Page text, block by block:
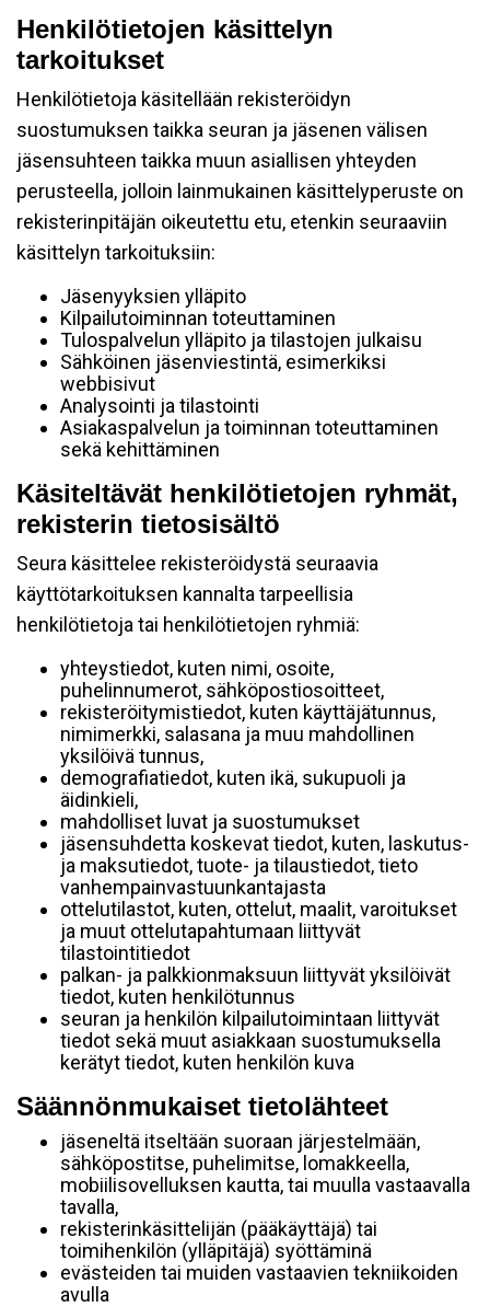
Henkilötietojen käsittelyn
tarkoitukset
Henkilötietoja käsitellään rekisteröidyn
suostumuksen taikka seuran ja jäsenen välisen
jäsensuhteen taikka muun asiallisen yhteyden
perusteella, jolloin lainmukainen käsittelyperuste on
rekisterinpitäjän oikeutettu etu, etenkin seuraaviin
käsittelyn tarkoituksiin:
Jäsenyyksien ylläpito
Kilpailutoiminnan toteuttaminen
Tulospalvelun ylläpito ja tilastojen julkaisu
Sähköinen jäsenviestintä, esimerkiksi
webbisivut
Analysointi ja tilastointi
Asiakaspalvelun ja toiminnan toteuttaminen
sekä kehittäminen
Käsiteltävät henkilötietojen ryhmät,
rekisterin tietosisältö
Seura käsittelee rekisteröidystä seuraavia
käyttötarkoituksen kannalta tarpeellisia
henkilötietoja tai henkilötietojen ryhmiä:
yhteystiedot, kuten nimi, osoite,
puhelinnumerot, sähköpostiosoitteet,
rekisteröitymistiedot, kuten käyttäjätunnus,
nimimerkki, salasana ja muu mahdollinen
yksilöivä tunnus,
demografiatiedot, kuten ikä, sukupuoli ja
äidinkieli,
mahdolliset luvat ja suostumukset
jäsensuhdetta koskevat tiedot, kuten, laskutus-
ja maksutiedot, tuote- ja tilaustiedot, tieto
vanhempainvastuunkantajasta
ottelutilastot, kuten, ottelut, maalit, varoitukset
ja muut ottelutapahtumaan liittyvät
tilastointitiedot
palkan- ja palkkionmaksuun liittyvät yksilöivät
tiedot, kuten henkilötunnus
seuran ja henkilön kilpailutoimintaan liittyvät
tiedot sekä muut asiakkaan suostumuksella
kerätyt tiedot, kuten henkilön kuva
Säännönmukaiset tietolähteet
jäseneltä itseltään suoraan järjestelmään,
sähköpostitse, puhelimitse, lomakkeella,
mobiilisovelluksen kautta, tai muulla vastaavalla
tavalla,
rekisterinkäsittelijän (pääkäyttäjä) tai
toimihenkilön (ylläpitäjä) syöttäminä
evästeiden tai muiden vastaavien tekniikoiden
avulla